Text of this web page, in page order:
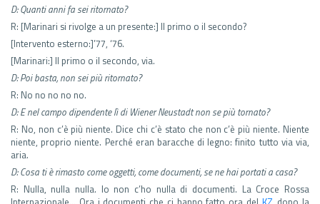
D: Quanti anni fa sei ritornato?
R: [Marinari si rivolge a un presente:] Il primo o il secondo?
[Intervento esterno:]’77, ‘76.
[Marinari:] Il primo o il secondo, via.
D: Poi basta, non sei più ritornato?
R: No no no no no.
D: E nel campo dipendente lì di Wiener Neustadt non se più tornato?
R: No, non c’è più niente. Dice chi c’è stato che non c’è più niente. Niente
niente, proprio niente. Perché eran baracche di legno: finito tutto via via,
aria.
D: Cosa ti è rimasto come oggetti, come documenti, se ne hai portati a casa?
R: Nulla, nulla nulla. Io non c’ho nulla di documenti. La Croce Rossa